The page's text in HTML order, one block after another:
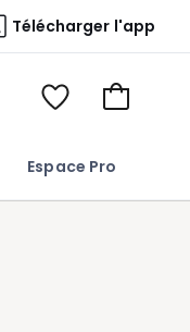
Télécharger l'app
Espace Pro
Voir
Voir